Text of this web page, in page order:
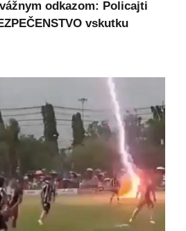
odkazom: Policajti
vskutku